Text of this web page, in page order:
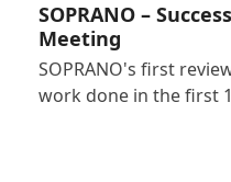
SOPRANO –
Meeting
SOPRANO's first
work done in the first